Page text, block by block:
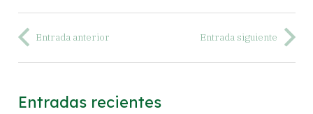
Entrada anterior Entrada siguiente
Entradas recientes